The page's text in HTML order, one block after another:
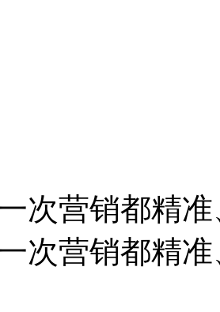
营销都精准
营销都精准